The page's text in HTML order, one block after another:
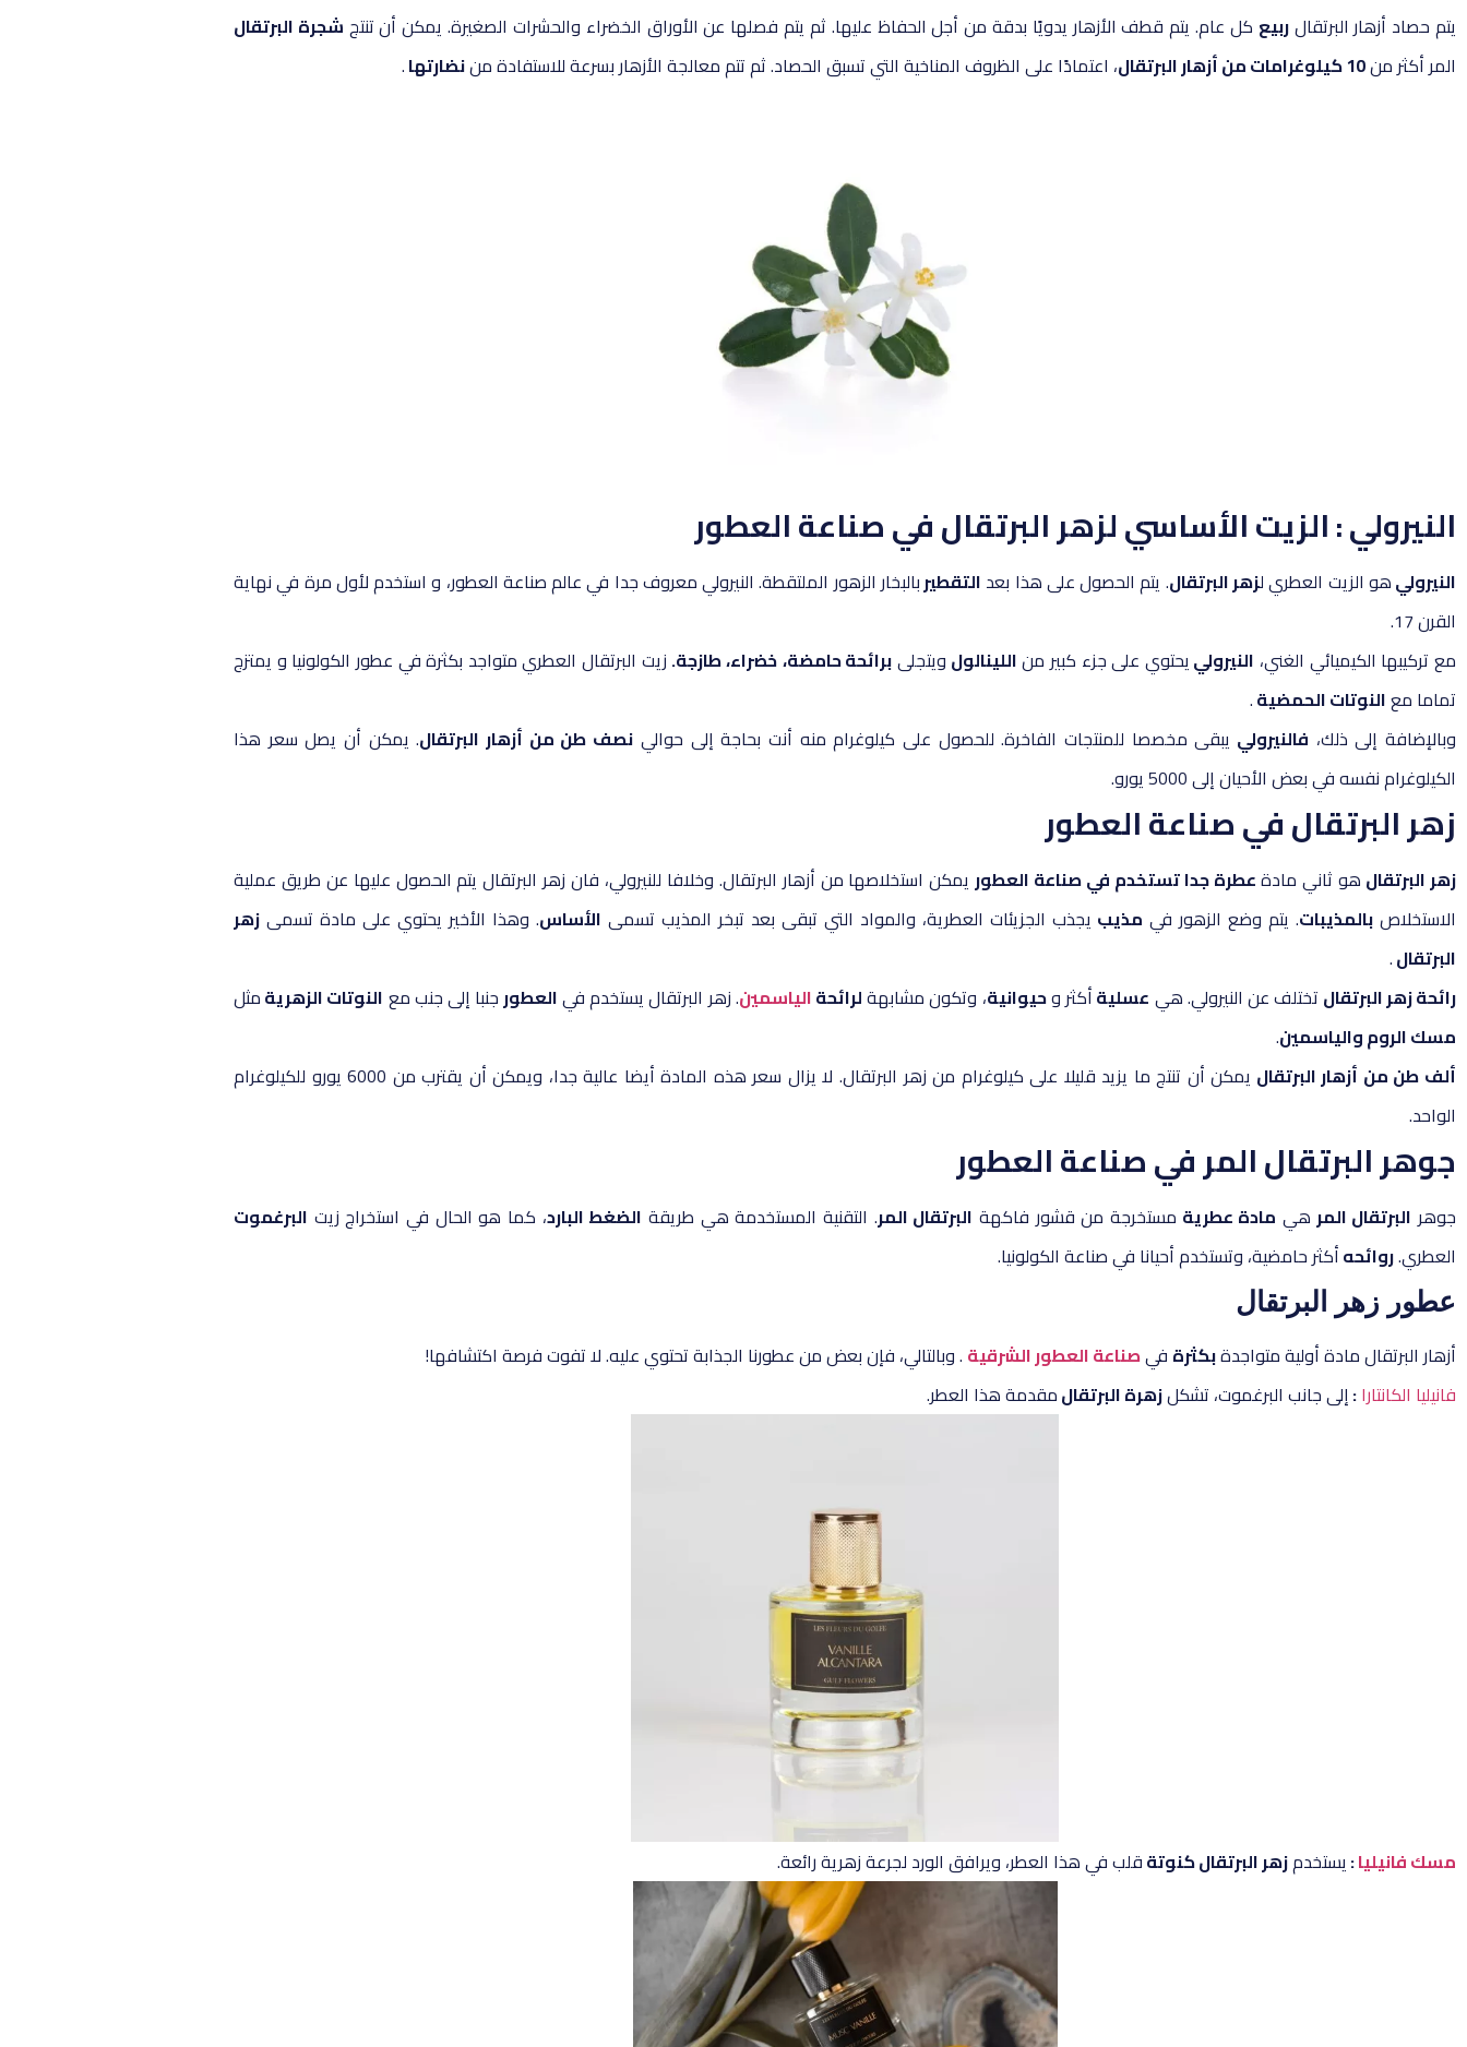
يتم حصاد أزهار البرتقالربيع كل عام. يتم قطف الأزهار يدويًا بدقة من أجل الحفاظ عليها. ثم يتم فصلها عن الأوراق الخضراء والحشرات الصغيرة. يمكن أن تنتج شجرة البرتقال
المر أكثر من10 كيلوغرامات من أزهار البرتقال ، اعتمادًا على الظروف المناخية التي تسبق الحصاد. ثم تتم معالجة الأزهار بسرعة للاستفادة مننضارتها.
النيرولي : الزيت الأساسي لزهر البرتقال في صناعة العطور
النيروليهو الزيت العطري لزهر البرتقال. يتم الحصول على هذا بعد التقطيربالبخار الزهور الملتقطة. النيرولي معروف جدا في عالم صناعة العطور، و استخدم لأول مرة في نهاية
القرن 17.
مع تركيبها الكيميائي الغني، النيرولييحتوي على جزء كبير مناللينالول ويتجلىبرائحة حامضة،خضراء، طازجة. زيت البرتقال العطري متواجد بكثرة في عطور الكولونيا و يمتزج
تماما معالنوتات الحمضية.
وبالإضافة إلى ذلك، فالنيرولي يبقى مخصصا للمنتجات الفاخرة. للحصول على كيلوغرام منه أنت بحاجة إلى حوالي نصف طن من أزهار البرتقال. يمكن أن يصل سعر هذا
الكيلوغرام نفسه في بعض الأحيان إلى 5000 يورو.
زهر البرتقال في صناعة العطور
زهر البرتقال هو ثاني مادةعطرة جدا تستخدم في صناعة العطوريمكن استخلاصها من أزهار البرتقال. وخلافا للنيرولي، فان زهر البرتقال يتم الحصول عليها عن طريق عملية
الاستخلاص بالمذيبات. يتم وضع الزهور في مذيب يجذب الجزيئات العطرية، والمواد التي تبقى بعد تبخر المذيب تسمى الأساس. وهذا الأخير يحتوي على مادة تسمى زهر
البرتقال.
رائحة زهر البرتقال تختلف عن النيرولي. هي عسليةأكثر وحيوانية، وتكون مشابهةلرائحةالياسمين. زهر البرتقال يستخدم فيالعطورجنبا إلى جنب مع النوتات الزهريةمثل
مسك الروم والياسمين.
ألف طن من أزهار البرتقال
يمكن أن تنتج ما يزيد قليلا على كيلوغرام من زهر البرتقال. لا يزال سعر هذه المادة أيضا عالية جدا، ويمكن أن يقترب من 6000 يورو للكيلوغرام
الواحد.
جوهر البرتقال المر في صناعة العطور
جوهر البرتقال المر هي مادة عطرية مستخرجة من قشور فاكهة البرتقال المر. التقنية المستخدمة هي طريقة الضغط البارد، كما هو الحال في استخراج زيت البرغموت
العطري.روائحهأكثر حامضية، وتستخدم أحيانا في صناعة الكولونيا.
عطور زهر البرتقال
أزهار البرتقال مادة أولية متواجدةبكثرة فيصناعة العطور الشرقية . وبالتالي، فإن بعض من عطورنا الجذابة تحتوي عليه. لا تفوت فرصة اكتشافها!
فانيليا الكانتارا:إلى جانب البرغموت، تشكلزهرة البرتقالمقدمة هذا العطر.
مسك فانيليا:يستخدمزهر البرتقال كنوتةقلب في هذا العطر، ويرافق الورد لجرعة زهرية رائعة.